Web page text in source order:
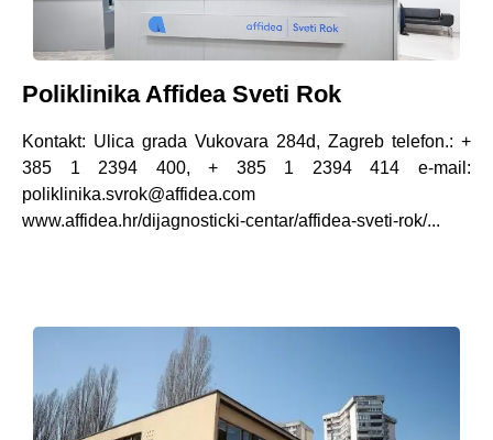
Poliklinika Affidea Sveti Rok
Kontakt: Ulica grada Vukovara 284d, Zagreb telefon.: +
385 1 2394 400, + 385 1 2394 414 e-mail:
poliklinika.svrok@affidea.com
www.affidea.hr/dijagnosticki-centar/affidea-sveti-rok/...